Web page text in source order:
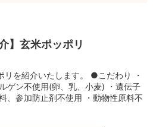
】玄米ポッポリ
リを紹介いたします。 ●こだわり ・
ゲン不使用(卵、乳、小麦) ・遺伝子
、参加防止剤不使用 ・動物性原料不